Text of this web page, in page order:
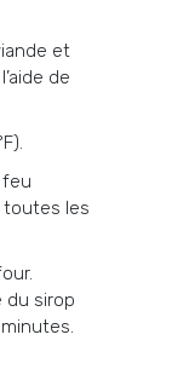
et
de
feu
toutes les
du sirop